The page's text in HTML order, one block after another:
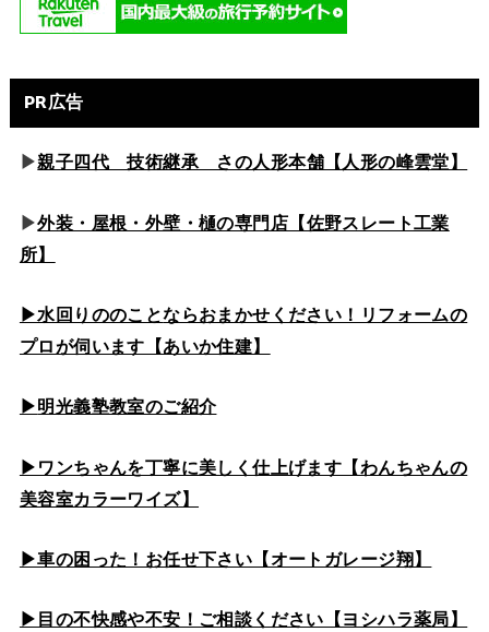
PR広告
▶親子四代 技術継承 さの人形本舗【人形の峰雲堂】
▶外装・屋根・外壁・樋の専門店【佐野スレート工業
所】
▶水回りののことならおまかせください！リフォームの
プロが伺います【あいか住建】
▶明光義塾教室のご紹介
▶ワンちゃんを丁寧に美しく仕上げます【わんちゃんの
美容室カラーワイズ】
▶車の困った！お任せ下さい【オートガレージ翔】
▶目の不快感や不安！ご相談ください【ヨシハラ薬局】